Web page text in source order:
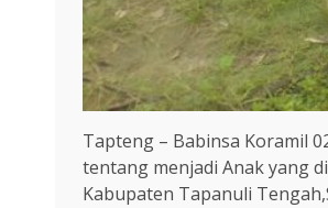
Tapteng – Babinsa Koramil
tentang menjadi Anak yang
Kabupaten Tapanuli